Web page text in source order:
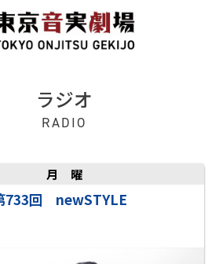
ラジオ
RADIO
月曜
733回 newSTYLE